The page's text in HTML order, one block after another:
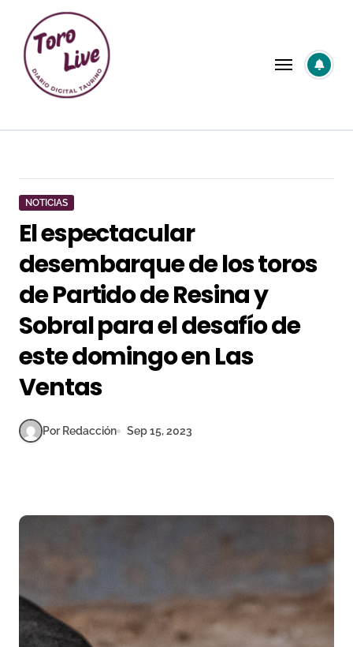
contenido
NOTICIAS
El espectacular
desembarque de los toros
de Partido de Resina y
Sobral para el desafío de
este domingo en Las
Ventas
Por Redacción Sep 15, 2023